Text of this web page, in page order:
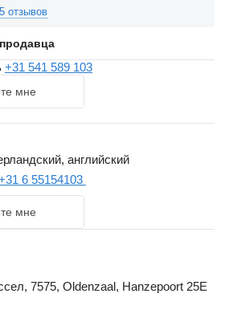
отзывов
+31 541 589 103
мне
английский
6 55154103
мне
7575, Oldenzaal, Hanzepoort 25E